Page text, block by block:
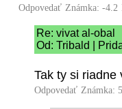
Odpovedať Známka: -4.2
Re: vivat al-obal
Od: Tribald |
Tak ty si riadne
Odpovedať Známka: